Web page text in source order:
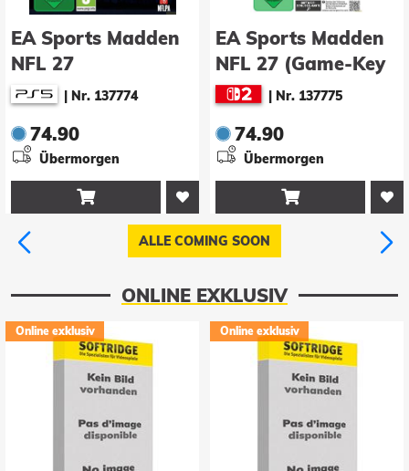
EA Sports Madden
NFL 27 (Game-Key
Card) | Nr. 137775
74.90
Übermorgen

Hell Let Loose:
Vietnam
| Nr. 137506
39.90
Übermorgen

ALLE COMING SOON
ONLINE EXKLUSIV
Online exklusiv Online exklusiv